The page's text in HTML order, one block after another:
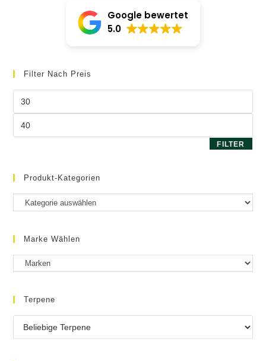
Google bewertet
5.0
Filter Nach Preis
FILTER
Produkt-Kategorien
Marke Wählen
Terpene